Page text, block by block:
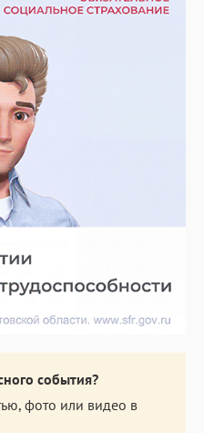
события?
фото или видео в